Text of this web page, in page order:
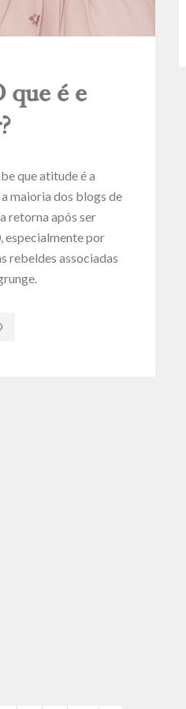
que é e
que atitude é a
maioria dos blogs de
retorna após ser
especialmente por
rebeldes associadas